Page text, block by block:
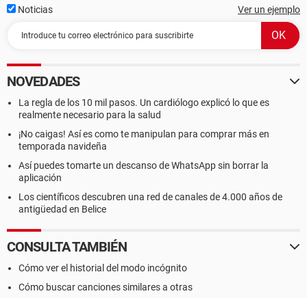
Noticias Ver un ejemplo
NOVEDADES
La regla de los 10 mil pasos. Un cardiólogo explicó lo que es
realmente necesario para la salud
¡No caigas! Así es como te manipulan para comprar más en
temporada navideña
Así puedes tomarte un descanso de WhatsApp sin borrar la
aplicación
Los científicos descubren una red de canales de 4.000 años de
antigüedad en Belice
CONSULTA TAMBIÉN
Cómo ver el historial del modo incógnito
Cómo buscar canciones similares a otras